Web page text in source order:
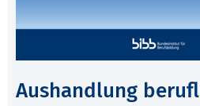
Aushandlung